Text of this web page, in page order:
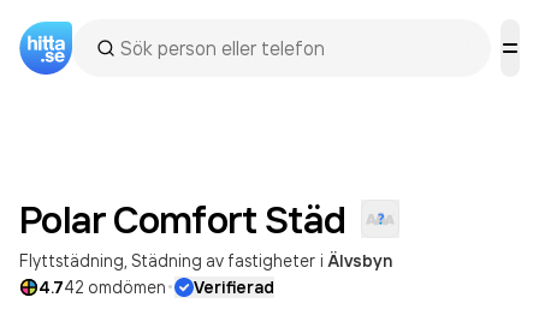
Polar Comfort Städ
Flyttstädning Städning av fastigheter i Älvsbyn
4.742 omdömen· Verifierad